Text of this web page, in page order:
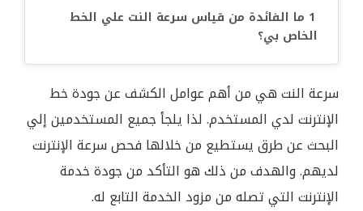
ما الفائدة من قياس سرعة النت علي الخط
الخاص بي؟
سرعة النت هي من أهم عوامل الكشف عن جودة خط
الإنترنت لدي المستخدم. لذا يلجأ جميع المستخدمين إلي
البحث عن طرق يستطيع من خلالها فحص سرعة الإنترنت
لديهم. والهدف من ذلك هو التأكد من جودة خدمة
الإنترنت التي تصله من مزود الخدمة التابع له.